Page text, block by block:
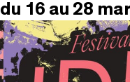
du 16 au 28